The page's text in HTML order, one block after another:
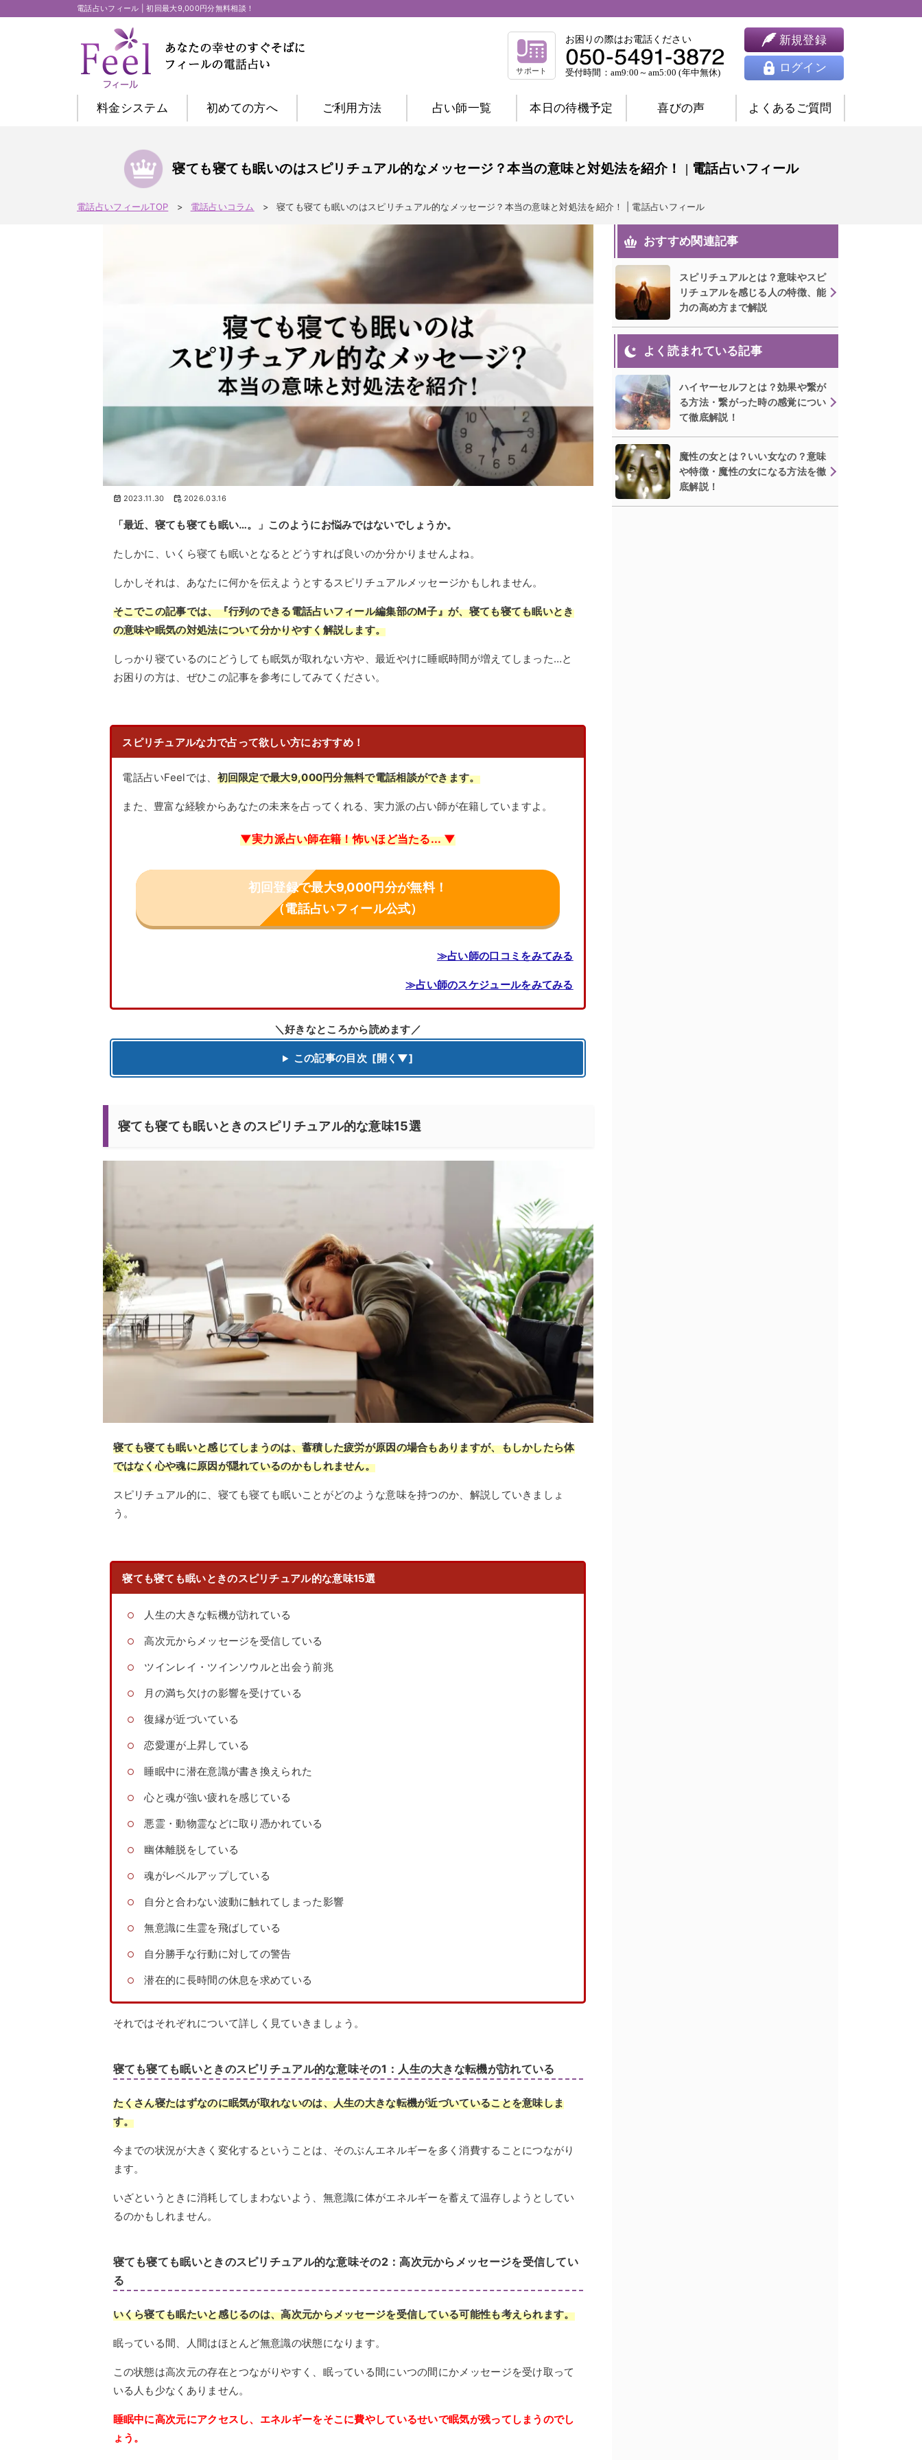
電話占いフィール | 初回最大9,000円分無料相談！
サポート
お困りの際はお電話ください
受付時間：am9:00～am5:00 (年中無休)
新規登録
ログイン
料金システム 初めての方へ ご利用方法 占い師一覧
不倫相談 復縁相談 浮気相談 結婚相談
ツインレイ相談
前世相談
家庭相談
波動修正
チャネリング
オーラ 西洋占星術 東洋占星術 四柱推命
九星気学
マヤ暦 易 風水 姓名判断 夢占い
本日の待機予定 喜びの声 よくあるご質問
寝ても寝ても眠いのはスピリチュアル的なメッセージ？本当の意味と対処法を紹介！ | 電話占いフィール
電話占いフィールTOP 電話占いコラム 寝ても寝ても眠いのはスピリチュアル的なメッセージ？本当の意味と対処法を紹介！ | 電話占いフィール
2023.11.30 2026.03.16
「最近、寝ても寝ても眠い…。」このようにお悩みではないでしょうか。
たしかに、いくら寝ても眠いとなるとどうすれば良いのか分かりませんよね。
しかしそれは、あなたに何かを伝えようとするスピリチュアルメッセージかもしれません。
そこでこの記事では、『行列のできる電話占いフィール編集部のM子』が、寝ても寝ても眠いとき
の意味や眠気の対処法について分かりやすく解説します。
しっかり寝ているのにどうしても眠気が取れない方や、最近やけに睡眠時間が増えてしまった…と
お困りの方は、ぜひこの記事を参考にしてみてください。
スピリチュアルな力で占って欲しい方におすすめ！
電話占いFeelでは、 初回限定で最大9,000円分無料で電話相談ができます。
また、豊富な経験からあなたの未来を占ってくれる、実力派の占い師が在籍していますよ。
▼実力派占い師在籍！怖いほど当たる... ▼
初回登録で最大9,000円分が無料！
（電話占いフィール公式）
≫占い師の口コミをみてみる
≫占い師のスケジュールをみてみる
＼好きなところから読めます／
この記事の目次
寝ても寝ても眠いときのスピリチュアル的な意味15選
寝ても寝ても眠いと感じてしまうのは、蓄積した疲労が原因の場合もありますが、もしかしたら体
ではなく心や魂に原因が隠れているのかもしれません。
スピリチュアル的に、寝ても寝ても眠いことがどのような意味を持つのか、解説していきましょ
う。
寝ても寝ても眠いときのスピリチュアル的な意味15選
人生の大きな転機が訪れている
高次元からメッセージを受信している
ツインレイ・ツインソウルと出会う前兆
月の満ち欠けの影響を受けている
復縁が近づいている
恋愛運が上昇している
睡眠中に潜在意識が書き換えられた
心と魂が強い疲れを感じている
悪霊・動物霊などに取り憑かれている
幽体離脱をしている
魂がレベルアップしている
自分と合わない波動に触れてしまった影響
無意識に生霊を飛ばしている
自分勝手な行動に対しての警告
潜在的に長時間の休息を求めている
それではそれぞれについて詳しく見ていきましょう。
寝ても寝ても眠いときのスピリチュアル的な意味その1：人生の大きな転機が訪れている
たくさん寝たはずなのに眠気が取れないのは、人生の大きな転機が近づいていることを意味しま
す。
今までの状況が大きく変化するということは、そのぶんエネルギーを多く消費することにつながり
ます。
いざというときに消耗してしまわないよう、無意識に体がエネルギーを蓄えて温存しようとしてい
るのかもしれません。
寝ても寝ても眠いときのスピリチュアル的な意味その2：高次元からメッセージを受信してい
る
いくら寝ても眠たいと感じるのは、高次元からメッセージを受信している可能性も考えられます。
眠っている間、人間はほとんど無意識の状態になります。
この状態は高次元の存在とつながりやすく、眠っている間にいつの間にかメッセージを受け取って
いる人も少なくありません。
睡眠中に高次元にアクセスし、エネルギーをそこに費やしているせいで眠気が残ってしまうのでし
ょう。
おすすめ関連記事
スピリチュアルとは？意味やスピ
リチュアルを感じる人の特徴、能
力の高め方まで解説
よく読まれている記事
ハイヤーセルフとは？効果や繋が
る方法・繋がった時の感覚につい
て徹底解説！
魔性の女とは？いい女なの？意味
や特徴・魔性の女になる方法を徹
底解説！